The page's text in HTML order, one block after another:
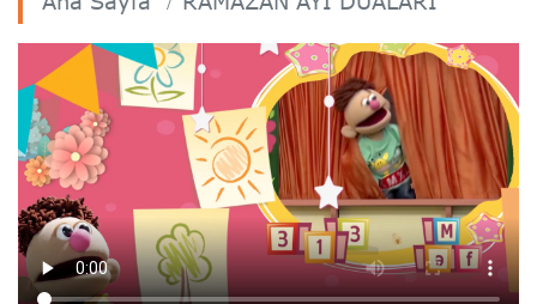
Kiswahili
Deutsche
РУС
Fulfulde
Mandingue